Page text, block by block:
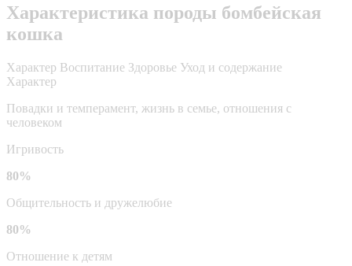
Характеристика породы бомбейская
кошка
Характер Воспитание Здоровье Уход и содержание
Характер
Повадки и темперамент, жизнь в семье, отношения с
человеком
Игривость
80%
Общительность и дружелюбие
80%
Отношение к детям